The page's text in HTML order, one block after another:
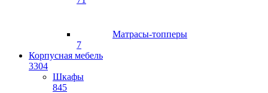
Матрасы-топперы
7
Корпусная мебель
3304
Шкафы
845